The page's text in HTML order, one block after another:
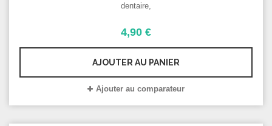
dentaire,
4,90 €
AJOUTER AU PANIER
Ajouter au comparateur